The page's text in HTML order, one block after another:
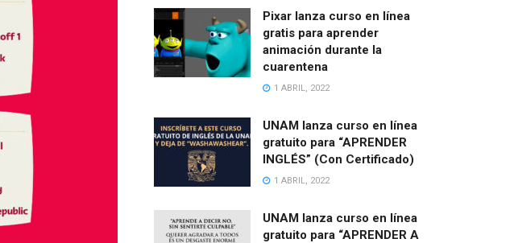
Pixar lanza curso en línea
gratis para aprender
animación durante la
cuarentena
1 ABRIL, 2022
UNAM lanza curso en línea
gratuito para “APRENDER
INGLÉS” (Con Certificado)
1 ABRIL, 2022
UNAM lanza curso en línea
gratuito para “APRENDER A